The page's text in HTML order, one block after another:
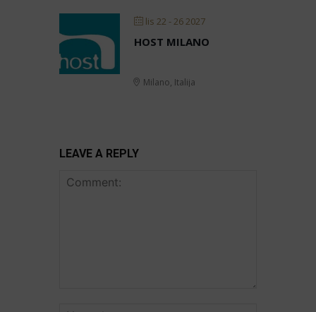
lis 22 - 26 2027
HOST MILANO
Milano, Italija
LEAVE A REPLY